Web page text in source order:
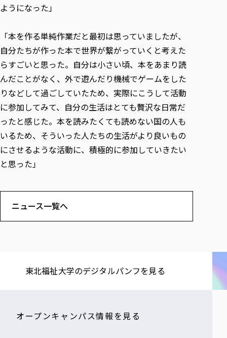
ようになった」
「本を作る単純作業だと最初は思っていましたが、
自分たちが作った本で世界が繋がっていくと考えた
らすごいと思った。自分は小さい頃、本をあまり読
んだことがなく、外で遊んだり機械でゲームをした
りなどして過ごしていたため、実際にこうして活動
に参加してみて、自分の生活はとても贅沢な日常だ
ったと感じた。本を読みたくても読めない国の人も
いるため、そういった人たちの生活がより良いもの
にさせるような活動に、積極的に参加していきたい
と思った」
ニュース一覧へ
東北福祉大学の​デジタルパンフを​見る​
オープンキャンパス情報を見る